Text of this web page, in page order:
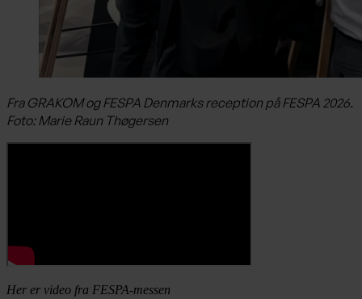
Fra GRAKOM og FESPA Denmarks reception på FESPA 2026.
Foto: Marie Raun Thøgersen
Her er video fra FESPA-messen